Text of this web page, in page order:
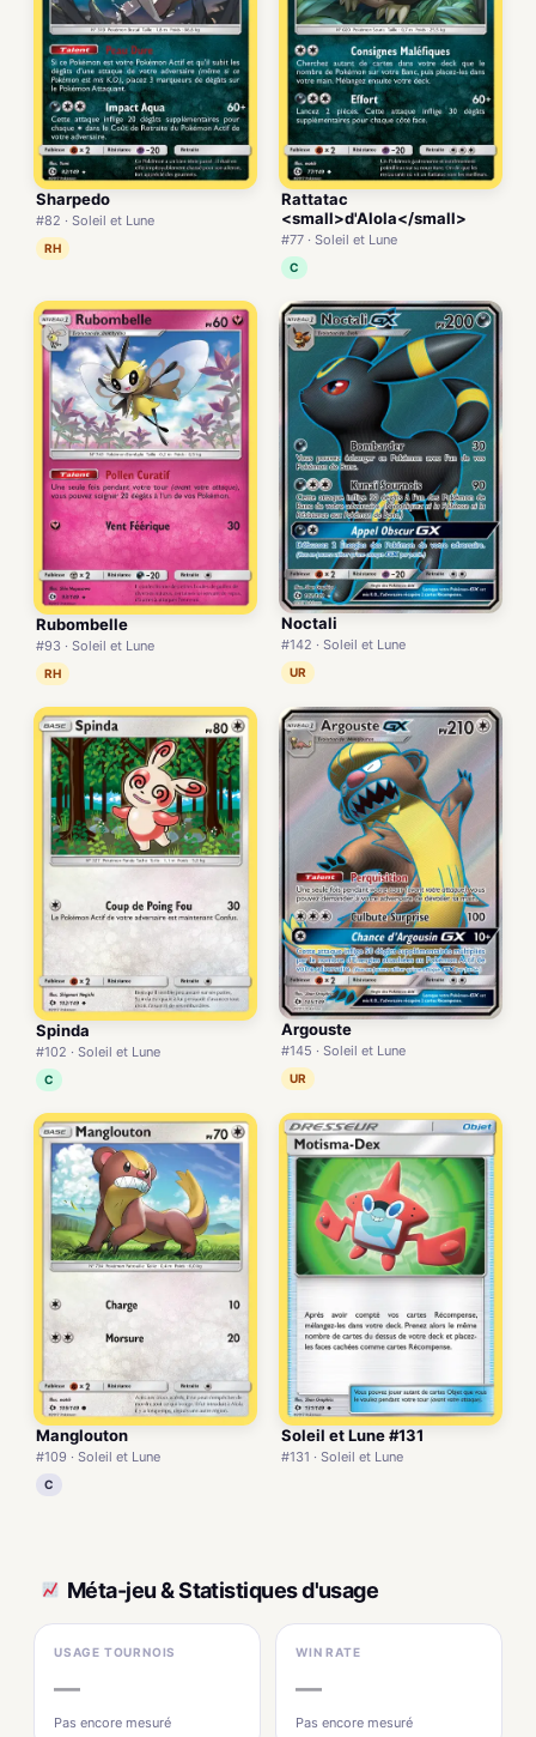
Sharpedo
#82 · Soleil et Lune
RH
Rattatac
<small>d'Alola</small>
#77 · Soleil et Lune
C
Rubombelle
#93 · Soleil et Lune
RH
Noctali
#142 · Soleil et Lune
UR
Spinda
#102 · Soleil et Lune
C
Argouste
#145 · Soleil et Lune
UR
Manglouton
#109 · Soleil et Lune
C
Soleil et Lune #131
#131 · Soleil et Lune
Méta-jeu & Statistiques d'usage
USAGE TOURNOIS
—
Pas encore mesuré
WIN RATE
—
Pas encore mesuré